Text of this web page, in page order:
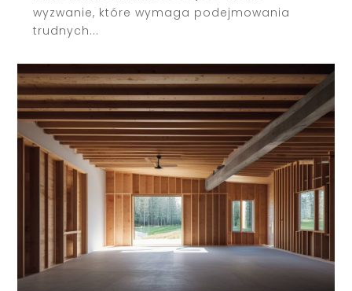
wyzwanie, które wymaga podejmowania
trudnych...